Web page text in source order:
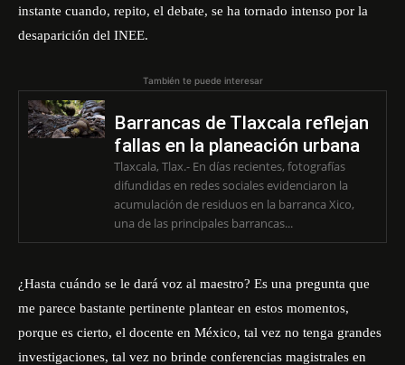
instante cuando, repito, el debate, se ha tornado intenso por la
desaparición del INEE.
También te puede interesar
Barrancas de Tlaxcala reflejan
fallas en la planeación urbana
Tlaxcala, Tlax.- En días recientes, fotografías
difundidas en redes sociales evidenciaron la
acumulación de residuos en la barranca Xico,
una de las principales barrancas...
¿Hasta cuándo se le dará voz al maestro? Es una pregunta que
me parece bastante pertinente plantear en estos momentos,
porque es cierto, el docente en México, tal vez no tenga grandes
investigaciones, tal vez no brinde conferencias magistrales en